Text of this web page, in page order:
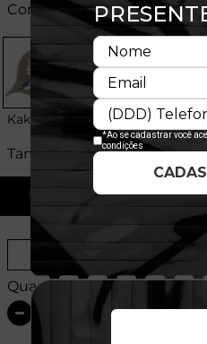
Cores:
Kaki
Tamanhos:
U
Provador Virtual
Quantidade: